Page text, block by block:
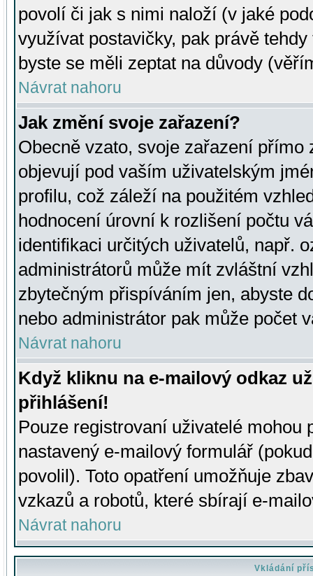
povolí či jak s nimi naloží (v jaké
využívat postavičky, pak právě
byste se měli zeptat na důvody
Návrat nahoru
Jak změní svoje zařazení?
Obecně vzato, svoje zařazení přímo
objevují pod vaším uživatelským
profilu, což záleží na použitém
hodnocení úrovní k rozlišení počtu
identifikaci určitých uživatelů, např.
administrátorů může mít zvláštní
zbytečným přispíváním jen, abyste
nebo administrátor pak může počet
Návrat nahoru
Když kliknu na e-mailový odkaz
přihlášení!
Pouze registrovaní uživatelé mohou
nastavený e-mailový formulář
povolil). Toto opatření umožňuje
vzkazů a robotů, které sbírají e-
Návrat nahoru
Vkládání